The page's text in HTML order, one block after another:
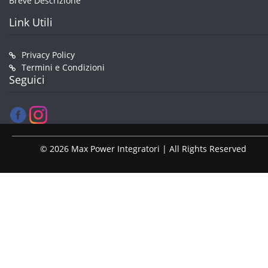
Link Utili
Privacy Policy
Termini e Condizioni
Seguici
© 2026 Max Power Integratori | All Rights Reserved